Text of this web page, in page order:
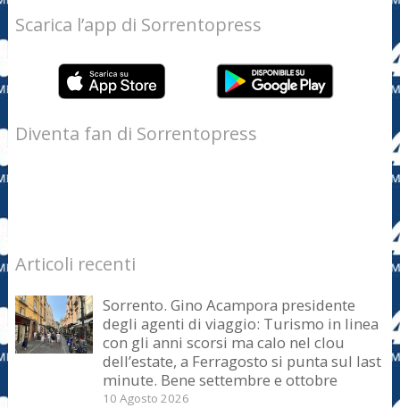
Scarica l’app di Sorrentopress
Diventa fan di Sorrentopress
Articoli recenti
Sorrento. Gino Acampora presidente
degli agenti di viaggio: Turismo in linea
con gli anni scorsi ma calo nel clou
dell’estate, a Ferragosto si punta sul last
minute. Bene settembre e ottobre
10 Agosto 2026